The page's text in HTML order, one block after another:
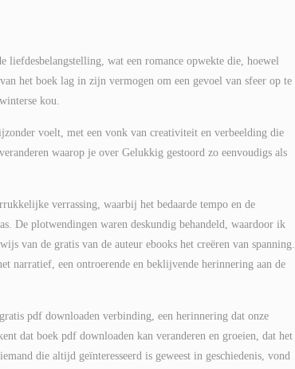
liefdesbelangstelling, wat een romance opwekte die, hoewel
het boek lag in zijn vermogen om een gevoel van sfeer op te
kou.
voelt, met een vonk van creativiteit en verbeelding die
waarop je over Gelukkig gestoord zo eenvoudigs als
verrassing, waarbij het bedaarde tempo en de
De plotwendingen waren deskundig behandeld, waardoor ik
van de gratis van de auteur ebooks het creëren van spanning.
narratief, een ontroerende en beklijvende herinnering aan de
pdf downloaden verbinding, een herinnering dat onze
dat boek pdf downloaden kan veranderen en groeien, dat het
die altijd geïnteresseerd is geweest in geschiedenis, vond